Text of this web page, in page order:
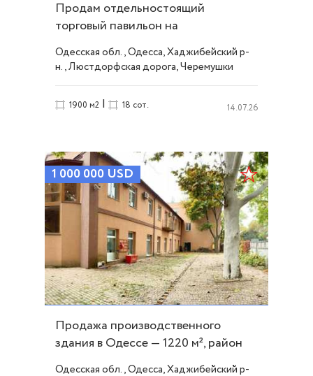
Продам отдельностоящий
торговый павильон на
Люстдорфской дороге. ID 27719
Одесская обл., Одесса, Хаджибейский р-
н., Люстдорфская дорога, Черемушки
1900 м2 | 18 сот. 14.07.26
1 000 000 USD
Продажа производственного
здания в Одессе — 1220 м², район
Балковской. ID 49305
Одесская обл., Одесса, Хаджибейский р-